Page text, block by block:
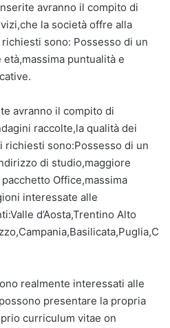
avranno il compito di
la società offre alla
sono: Possesso di un
puntualità e
avranno il compito di
raccolte,la qualità dei
sono:Possesso di un
di studio,maggiore
Office,massima
interessate alle
d’Aosta,Trentino Alto
realmente interessati alle
presentare la propria
curriculum vitae on